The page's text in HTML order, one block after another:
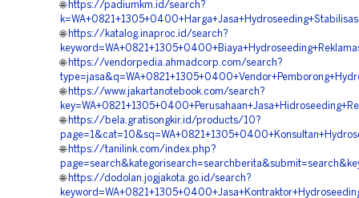
🌐 https://padiumkm.id/search?
🌐 https://katalog.inaproc.id/search?
🌐 https://vendorpedia.ahmadcorp.com/search?
🌐 https://www.jakartanotebook.com/search?
🌐 https://bela.gratisongkir.id/products/10?
🌐 https://tanilink.com/index.php?
🌐 https://dodolan.jogjakota.go.id/search?